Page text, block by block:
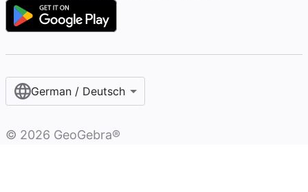
German / Deutsch
© 2026 GeoGebra®